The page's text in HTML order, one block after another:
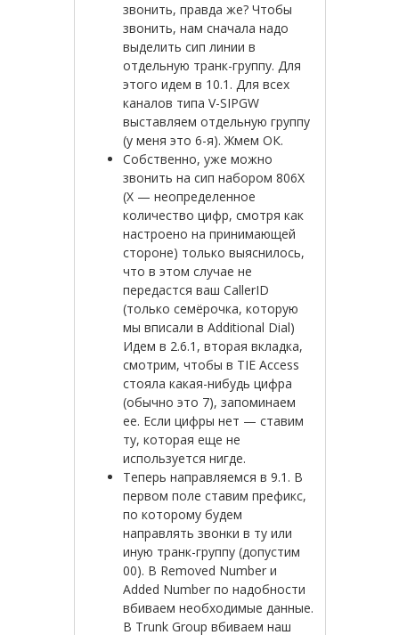
звонить, правда же? Чтобы
звонить, нам сначала надо
выделить сип линии в
отдельную транк-группу. Для
этого идем в 10.1. Для всех
каналов типа V-SIPGW
выставляем отдельную группу
(у меня это 6-я). Жмем ОК.
Собственно, уже можно
звонить на сип набором 806Х
(Х — неопределенное
количество цифр, смотря как
настроено на принимающей
стороне) только выяснилось,
что в этом случае не
передастся ваш CallerID
(только семёрочка, которую
мы вписали в Additional Dial)
Идем в 2.6.1, вторая вкладка,
смотрим, чтобы в TIE Access
стояла какая-нибудь цифра
(обычно это 7), запоминаем
ее. Если цифры нет — ставим
ту, которая еще не
используется нигде.
Теперь направляемся в 9.1. В
первом поле ставим префикс,
по которому будем
направлять звонки в ту или
иную транк-группу (допустим
00). В Removed Number и
Added Number по надобности
вбиваем необходимые данные.
В Trunk Group вбиваем наш